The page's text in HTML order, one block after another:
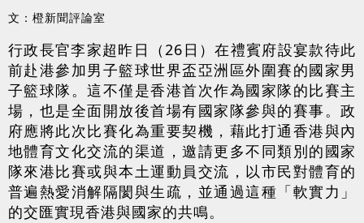
文：橙新聞評論室
行政長官李家超昨日（26日）在禮賓府設宴款待此
前赴港參加男子籃球世界盃亞洲區外圍賽的國家男
子籃球隊。這不僅是香港首次作為國家隊的比賽主
場，也是全面開放後首場有國家隊參與的賽事。政
府應將此次比賽化為重要契機，藉此打通香港與內
地體育文化交流的渠道，邀請更多不同類別的國家
隊來港比賽或與本土運動員交流，以市民對體育的
普遍熱愛消解隔閡與生疏，並通過這種「軟實力」
的交匯實現香港與國家的共鳴。